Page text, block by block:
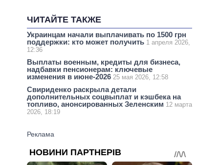
ЧИТАЙТЕ ТАКЖЕ
Украинцам начали выплачивать по 1500 грн
поддержки: кто может получить 1 апреля 2026,
12:36
Выплаты военным, кредиты для бизнеса,
надбавки пенсионерам: ключевые
изменения в июне-2026 25 мая 2026, 12:58
Свириденко раскрыла детали
дополнительных соцвыплат и кэшбека на
топливо, анонсированных Зеленским 12 марта
2026, 18:19